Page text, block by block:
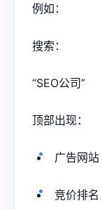
例如：
搜索：
“SEO公司”
顶部出现：
广告网站
竞价排名